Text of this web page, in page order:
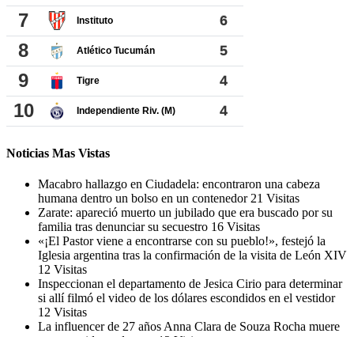
Noticias Mas Vistas
Macabro hallazgo en Ciudadela: encontraron una cabeza
humana dentro un bolso en un contenedor 21 Visitas
Zarate: apareció muerto un jubilado que era buscado por su
familia tras denunciar su secuestro 16 Visitas
«¡El Pastor viene a encontrarse con su pueblo!», festejó la
Iglesia argentina tras la confirmación de la visita de León XIV
12 Visitas
Inspeccionan el departamento de Jesica Cirio para determinar
si allí filmó el video de los dólares escondidos en el vestidor
12 Visitas
La influencer de 27 años Anna Clara de Souza Rocha muere